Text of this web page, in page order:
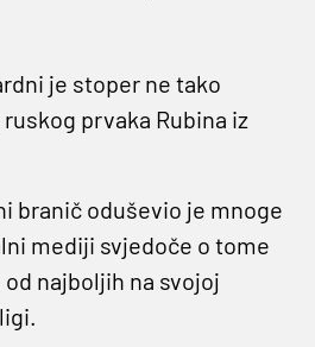
je stoper ne tako
prvaka Rubina iz
branič oduševio je mnoge
mediji svjedoče o tome
najboljih na svojoj